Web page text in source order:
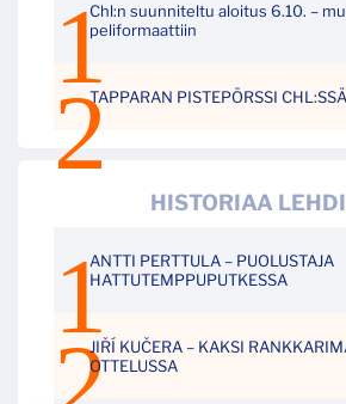
Chl:n suunniteltu aloitus 6.10. –
peliformaattiin
TAPPARAN PISTEPÖRSSI
HISTORIAA
ANTTI PERTTULA – PUOLUSTAJA
HATTUTEMPPUPUTKESSA
JIŘÍ KUČERA – KAKSI
OTTELUSSA